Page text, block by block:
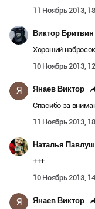
11 Ноябрь 2013,
Виктор Бритвин
Хороший
10 Ноябрь 2013,
Я Янаев Виктор
Спасибо за
11 Ноябрь 2013,
Наталья
+++
10 Ноябрь 2013,
Я Янаев Виктор